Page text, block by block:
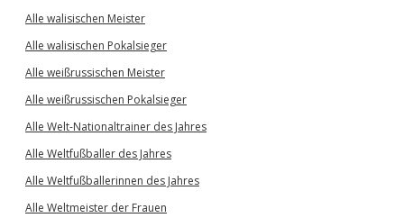
Alle walisischen Meister
Alle walisischen Pokalsieger
Alle weißrussischen Meister
Alle weißrussischen Pokalsieger
Alle Welt-Nationaltrainer des Jahres
Alle Weltfußballer des Jahres
Alle Weltfußballerinnen des Jahres
Alle Weltmeister der Frauen